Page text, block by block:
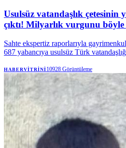
Usulsüz vatandaşlık çetesinin
çıktı! Milyarlık vurgunu böyle
Sahte ekspertiz raporlarıyla
687 yabancıya usulsüz Türk
Halil Babacan ile örgüt yöneticisi Uğur
"çek-yatır" yazışmaları ortaya çıktı.
HABERVITRINI10928 Görüntüleme